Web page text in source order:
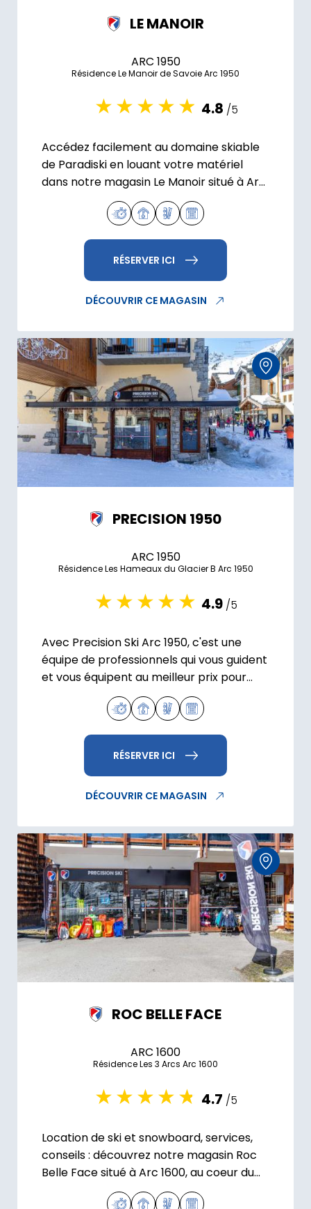
LE MANOIR
ARC 1950
Résidence Le Manoir de Savoie Arc 1950
4.8 /5
Accédez facilement au domaine skiable
de Paradiski en louant votre matériel
dans notre magasin Le Manoir situé à Arc
RÉSERVER ICI
DÉCOUVRIR CE MAGASIN
PRECISION 1950
ARC 1950
Résidence Les Hameaux du Glacier B Arc 1950
4.9 /5
Avec Precision Ski Arc 1950, c'est une
équipe de professionnels qui vous guident
et vous équipent au meilleur prix pour
votre location de ski.
RÉSERVER ICI
DÉCOUVRIR CE MAGASIN
ROC BELLE FACE
ARC 1600
Résidence Les 3 Arcs Arc 1600
4.7 /5
Location de ski et snowboard, services,
conseils : découvrez notre magasin Roc
Belle Face situé à Arc 1600, au coeur du
domaine skiable Paradiski.